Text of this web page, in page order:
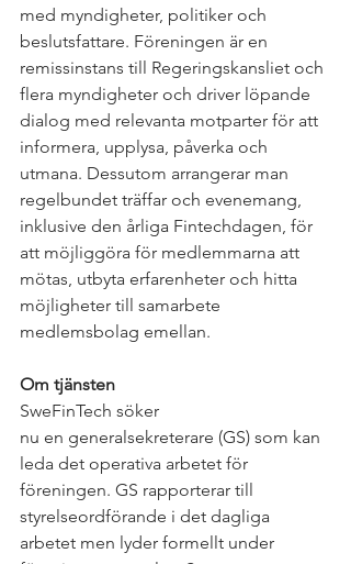
med myndigheter, politiker och
beslutsfattare. Föreningen är en
remissinstans till Regeringskansliet och
flera myndigheter och driver löpande
dialog med relevanta motparter för att
informera, upplysa, påverka och
utmana. Dessutom arrangerar man
regelbundet träffar och evenemang,
inklusive den årliga Fintechdagen, för
att möjliggöra för medlemmarna att
mötas, utbyta erfarenheter och hitta
möjligheter till samarbete
medlemsbolag emellan.
Om tjänsten
SweFinTech söker
nu en generalsekreterare (GS) som kan
leda det operativa arbetet för
föreningen. GS rapporterar till
styrelseordförande i det dagliga
arbetet men lyder formellt under